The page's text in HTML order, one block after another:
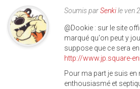
Soumis parSenkile ven
@Dookie : sur le site
marqué qu'on peut y
suppose que ce sera
http://www.jp.square-
Pour ma part je suis
enthousiasmé et